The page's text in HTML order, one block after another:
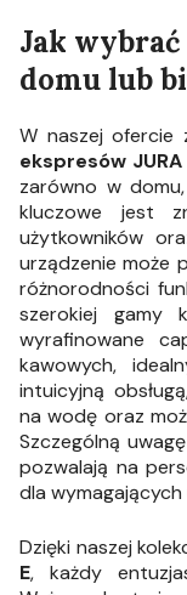
Jak
domu lub
W naszej ofercie
ekspresów JURA
zarówno w
kluczowe jest
użytkowników
urządzenie może
różnorodności
szerokiej gamy
wyrafinowane
kawowych,
intuicyjną
na wodę oraz
Szczególną
pozwalają na
dla
Dzięki naszej
E, każdy